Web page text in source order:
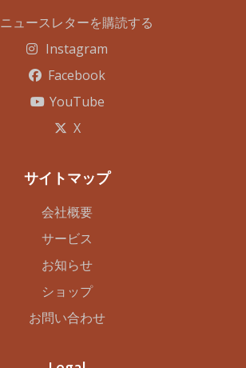
ニュースレターを購読する
Instagram
Facebook
YouTube
X
サイトマップ
会社概要
サービス
お知らせ
ショップ
お問い合わせ